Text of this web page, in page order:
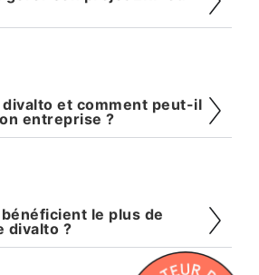
et comment peut-il
entreprise ?
le plus de
divalto ?